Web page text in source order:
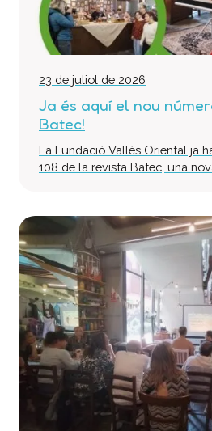
23 de juliol de 2026
Ja és aquí el nou
Batec!
La Fundació Vallès Oriental ja
108 de la revista Batec, una